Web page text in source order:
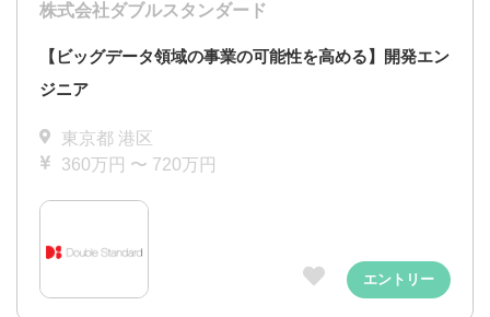
株式会社ダブルスタンダード
【ビッグデータ領域の事業の可能性を高める】開発エン
ジニア
東京都 港区
360万円 〜 720万円
エントリー